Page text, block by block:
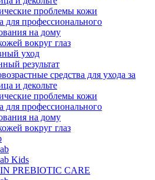
проблемы кожи
для профессионального
на дому
вокруг глаз
уход
результат
средства для ухода за
и декольте
проблемы кожи
для профессионального
на дому
вокруг глаз
Kids
PREBIOTIC CARE